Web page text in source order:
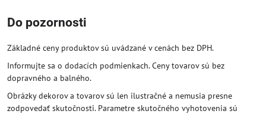
Do pozornosti
Základné ceny produktov sú uvádzané v cenách bez DPH.
Informujte sa o dodacích podmienkach. Ceny tovarov sú bez
dopravného a balného.
Obrázky dekorov a tovarov sú len ilustračné a nemusia presne
zodpovedať skutočnosti. Parametre skutočného vyhotovenia sú